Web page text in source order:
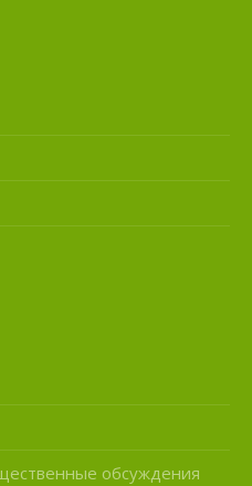
обсуждения